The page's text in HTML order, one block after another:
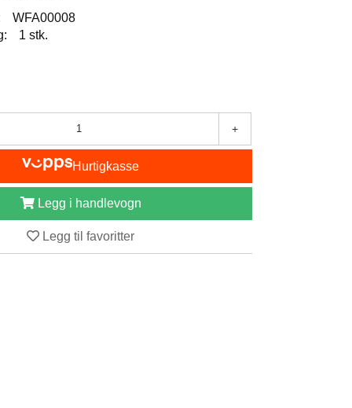
WFA00008
1 stk.
+
Hurtigkasse
Legg i handlevogn
Legg til favoritter